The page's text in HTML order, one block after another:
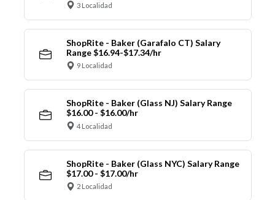
3 Localidad
ShopRite - Baker (Garafalo CT) Salary
Range $16.94-$17.34/hr
9 Localidad
ShopRite - Baker (Glass NJ) Salary Range
$16.00 - $16.00/hr
4 Localidad
ShopRite - Baker (Glass NYC) Salary Range
$17.00 - $17.00/hr
2 Localidad